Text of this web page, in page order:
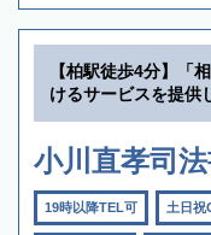
【柏駅徒歩4分】「
けるサービスを提供
小川直孝司
19時以降TEL可 土日祝